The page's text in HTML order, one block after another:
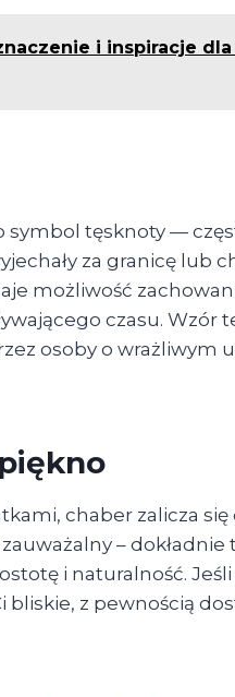
i inspiracje dla
symbol tęsknoty —
za granicę lub
możliwość
czasu. Wzór
osoby o wrażliwym
chaber zalicza się
– dokładnie
i naturalność.
z pewnością